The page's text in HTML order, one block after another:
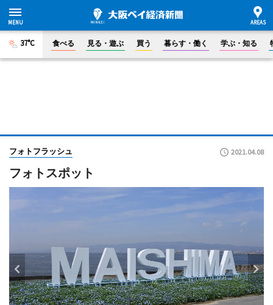
37°C 食べる 見る・遊ぶ 買う 暮らす・働く 学ぶ・知る
フォトフラッシュ 2021.04.08
フォトスポット